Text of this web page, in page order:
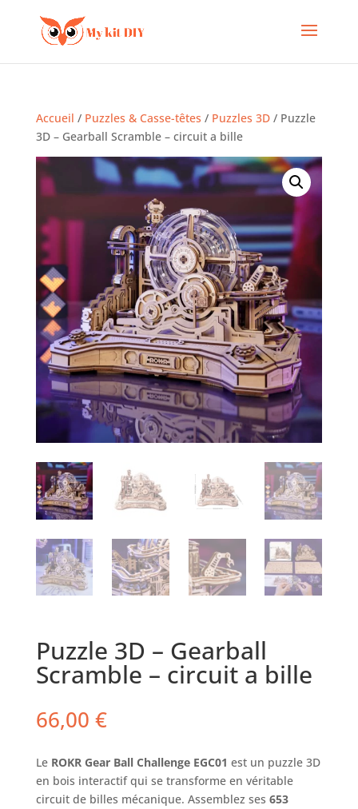
Accueil / Puzzles & Casse-têtes / Puzzles 3D/ Puzzle
3D – Gearball Scramble – circuit a bille
Puzzle 3D – Gearball
Scramble – circuit a bille
66,00 €
Le ROKR Gear Ball Challenge EGC01 est un puzzle 3D
en bois interactif qui se transforme en véritable
circuit de billes mécanique. Assemblez ses 653